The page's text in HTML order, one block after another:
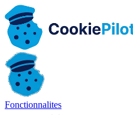
Fonctionnalites